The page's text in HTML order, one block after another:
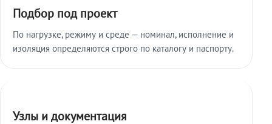
Подбор под проект
По нагрузке, режиму и среде — номинал, исполнение и
изоляция определяются строго по каталогу и паспорту.
Узлы и документация